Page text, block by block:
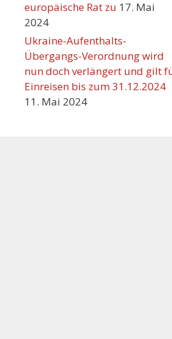
europäische Rat zu 17. Mai
2024
Ukraine-Aufenthalts-
Übergangs-Verordnung wird
nun doch verlängert und gilt
Einreisen bis zum 31.12.2024
11. Mai 2024